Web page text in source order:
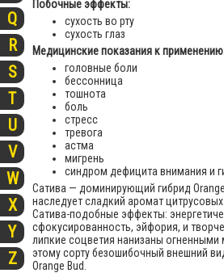
Q
R
S
T
U
V
W
X
Y
Z
Побочные эффекты:
сухость во рту
сухость глаз
Медицинские показания к
головные боли
бессонница
тошнота
боль
стресс
тревога
астма
мигрень
синдром дефицита внимания и
Сатива — доминирующий гибрид
наследует сладкий аромат
Сатива-подобные эффекты:
сфокусированность, эйфория, и
липкие соцветия нанизаны
этому сорту безошибочный внешний
Orange Bud.